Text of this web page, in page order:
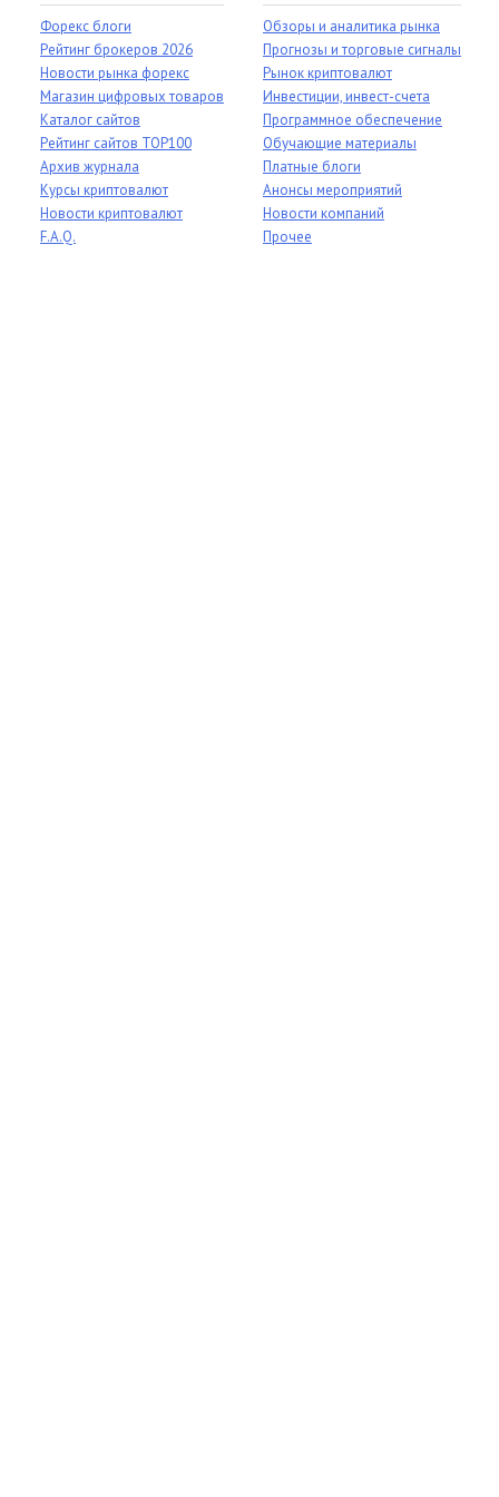
Форекс блоги
Рейтинг брокеров 2026
Новости рынка форекс
Магазин цифровых товаров
Каталог сайтов
Рейтинг сайтов TOP100
Архив журнала
Курсы криптовалют
Новости криптовалют
F.A.Q.
Обзоры и аналитика рынка
Прогнозы и торговые сигналы
Рынок криптовалют
Инвестиции, инвест-счета
Программное обеспечение
Обучающие материалы
Платные блоги
Анонсы мероприятий
Новости компаний
Прочее